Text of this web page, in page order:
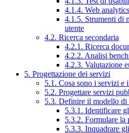
4.1.4. Web analytics
4.1.5. Strumenti di
utente
4.2. Ricerca secondaria
4.2.1. Ricerca
4.2.2. Analisi
4.2.3. Valutazione
5. Progettazione dei servizi
5.1. Cosa sono i servizi e
5.2. Progettare servizi
5.3. Definire il modello di
5.3.1. Identificare
5.3.2. Formulare la
5.3.3. Inquadrare